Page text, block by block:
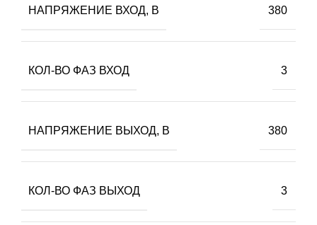
НАПРЯЖЕНИЕ ВХОД, В 380
КОЛ-ВО ФАЗ ВХОД 3
НАПРЯЖЕНИЕ ВЫХОД, В 380
КОЛ-ВО ФАЗ ВЫХОД 3